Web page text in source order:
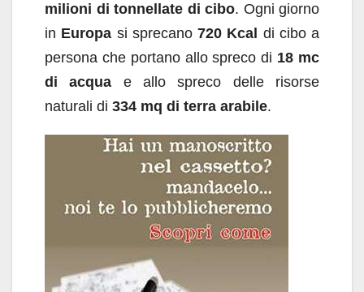
milioni di tonnellate di cibo. Ogni giorno
in Europa si sprecano 720 Kcal di cibo a
persona che portano allo spreco di 18 mc
di acqua e allo spreco delle risorse
naturali di 334 mq di terra arabile.